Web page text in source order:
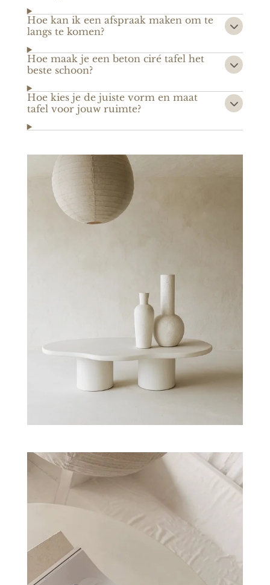
Hoe kan ik een afspraak maken om te
langs te komen?
Hoe maak je een beton ciré tafel het
beste schoon?
Hoe kies je de juiste vorm en maat
tafel voor jouw ruimte?